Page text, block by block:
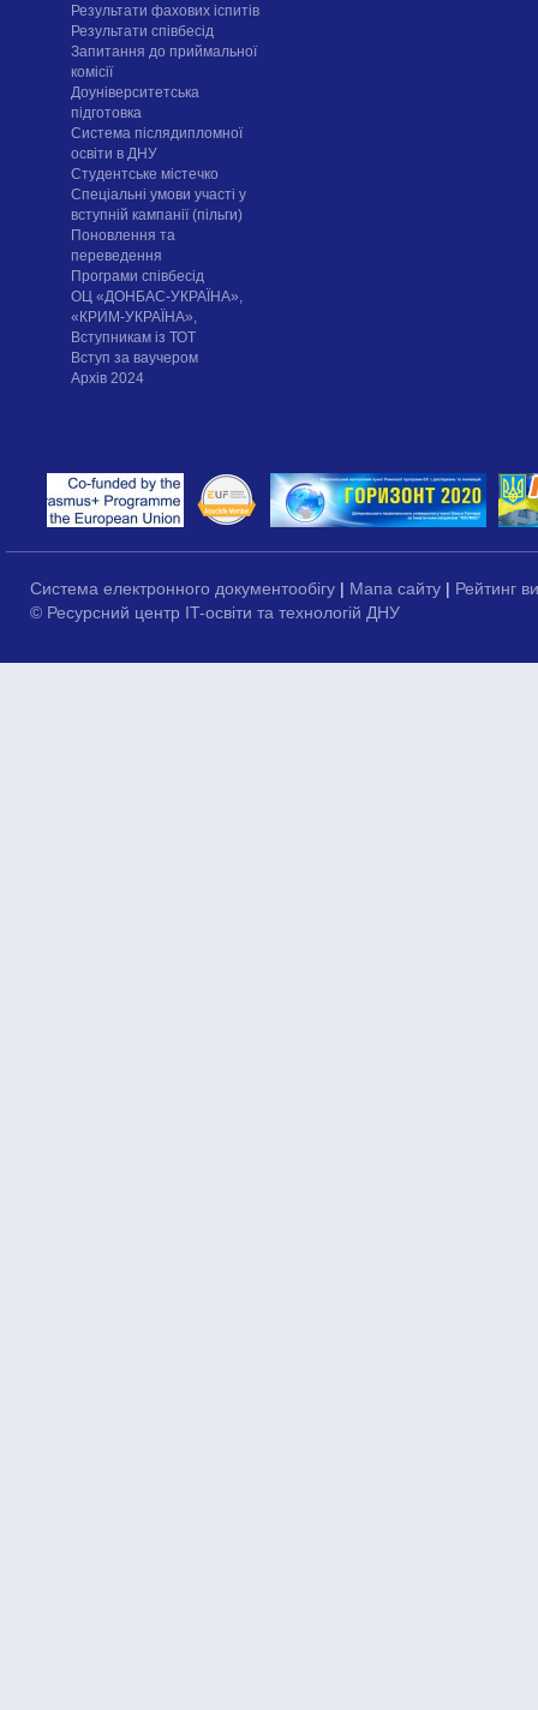
Результати фахових іспитів
Результати співбесід
Запитання до приймальної
комісії
Доуніверситетська
підготовка
Система післядипломної
освіти в ДНУ
Cтудентське містечко
Спеціальні умови участі у
вступній кампанії (пільги)
Поновлення та
переведення
Програми співбесід
ОЦ «ДОНБАС-УКРАЇНА»,
«КРИМ-УКРАЇНА»,
Вступникам із ТОТ
Вступ за ваучером
Архів 2024
Система електронного документообігу | Мапа сайту | Рейтинг
© Ресурсний центр IT-освіти та технологій ДНУ